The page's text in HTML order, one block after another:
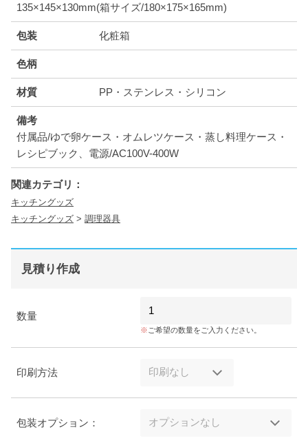
135×145×130mm(箱サイズ/180×175×165mm)
包装 化粧箱
色柄
材質 PP・ステンレス・シリコン
備考
付属品/ゆで卵ケース・オムレツケース・蒸し料理ケース・
レシピブック、電源/AC100V-400W
関連カテゴリ：
キッチングッズ
キッチングッズ > 調理器具
見積り作成
数量
ご希望の数量をご入力ください。
印刷方法
包装オプション：